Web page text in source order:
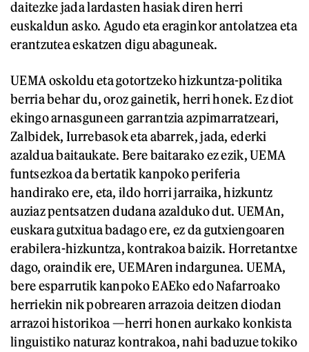
daitezke jada lardasten hasiak diren herri
euskaldun asko. Agudo eta eraginkor antolatzea eta
erantzutea eskatzen digu abaguneak.
UEMA oskoldu eta gotortzeko hizkuntza-politika
berria behar du, oroz gainetik, herri honek. Ez diot
ekingo arnasguneen garrantzia azpimarratzeari,
Zalbidek, Iurrebasok eta abarrek, jada, ederki
azaldua baitaukate. Bere baitarako ez ezik, UEMA
funtsezkoa da bertatik kanpoko periferia
handirako ere, eta, ildo horri jarraika, hizkuntz
auziaz pentsatzen dudana azalduko dut. UEMAn,
euskara gutxitua badago ere, ez da gutxiengoaren
erabilera-hizkuntza, kontrakoa baizik. Horretantxe
dago, oraindik ere, UEMAren indargunea. UEMA,
bere esparrutik kanpoko EAEko edo Nafarroako
herriekin nik pobrearen arrazoia deitzen diodan
arrazoi historikoa —herri honen aurkako konkista
linguistiko naturaz kontrakoa, nahi baduzue tokiko